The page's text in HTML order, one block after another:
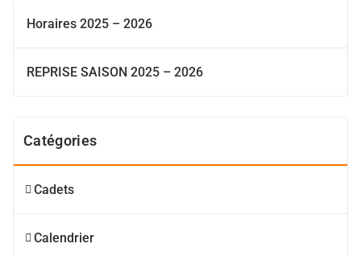
Horaires 2025 – 2026
REPRISE SAISON 2025 – 2026
Catégories
Cadets
Calendrier